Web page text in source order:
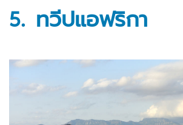
5. ทวีปแอฟริกา